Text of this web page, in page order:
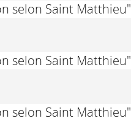
selon Saint Matthieu"
selon Saint Matthieu"
selon Saint Matthieu"